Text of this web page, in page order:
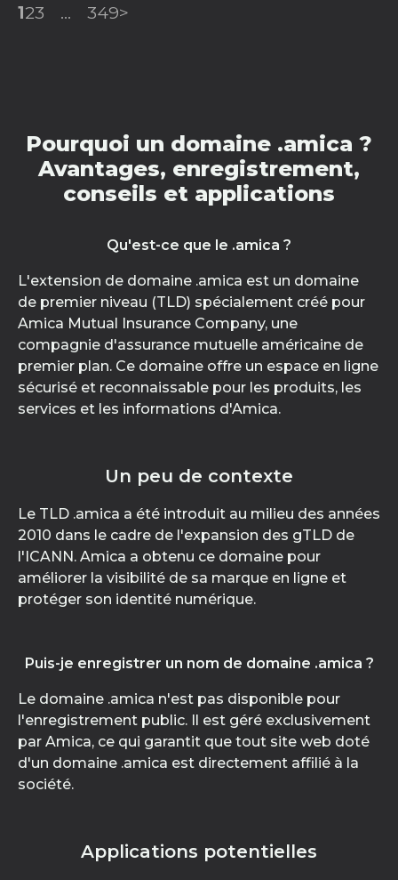
123 ... 349>
Pourquoi un domaine .amica ?
Avantages, enregistrement,
conseils et applications
Qu'est-ce que le .amica ?
L'extension de domaine .amica est un domaine
de premier niveau (TLD) spécialement créé pour
Amica Mutual Insurance Company, une
compagnie d'assurance mutuelle américaine de
premier plan. Ce domaine offre un espace en ligne
sécurisé et reconnaissable pour les produits, les
services et les informations d'Amica.
Un peu de contexte
Le TLD .amica a été introduit au milieu des années
2010 dans le cadre de l'expansion des gTLD de
l'ICANN. Amica a obtenu ce domaine pour
améliorer la visibilité de sa marque en ligne et
protéger son identité numérique.
Puis-je enregistrer un nom de domaine .amica ?
Le domaine .amica n'est pas disponible pour
l'enregistrement public. Il est géré exclusivement
par Amica, ce qui garantit que tout site web doté
d'un domaine .amica est directement affilié à la
société.
Applications potentielles